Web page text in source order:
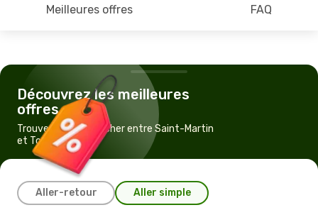
Meilleures offres FAQ
Découvrez les meilleures
offres
Trouvez un vol pas cher entre Saint-Martin
et Tortola
Aller-retour Aller simple